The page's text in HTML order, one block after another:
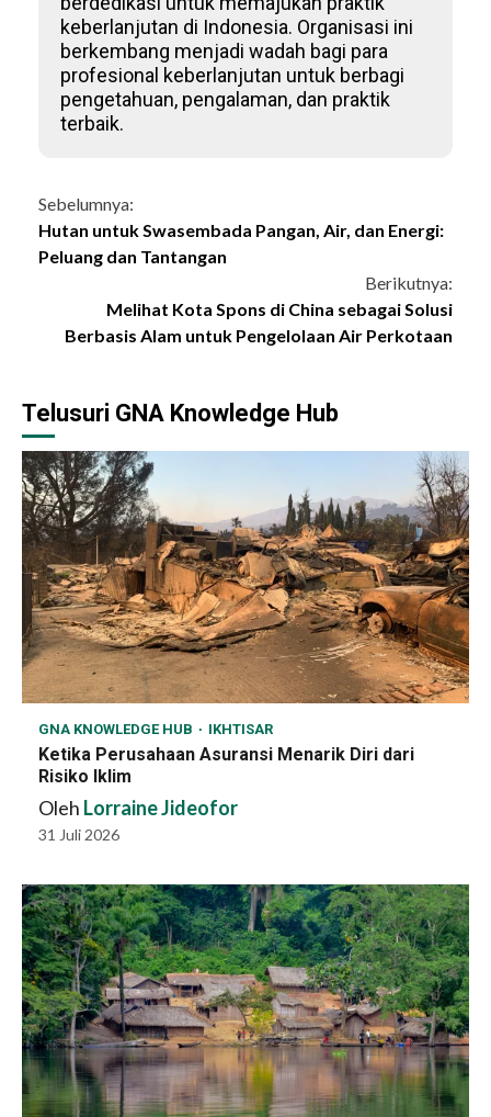
keberlanjutan di Indonesia. Organisasi ini
berkembang menjadi wadah bagi para
profesional keberlanjutan untuk berbagi
pengetahuan, pengalaman, dan praktik
terbaik.
Sebelumnya:
Hutan untuk Swasembada Pangan, Air, dan Energi:
Peluang dan Tantangan
Berikutnya:
Melihat Kota Spons di China sebagai Solusi
Berbasis Alam untuk Pengelolaan Air Perkotaan
Telusuri GNA Knowledge Hub
GNA KNOWLEDGE HUB IKHTISAR
Ketika Perusahaan Asuransi Menarik Diri dari
Risiko Iklim
Oleh Lorraine Jideofor
31 Juli 2026